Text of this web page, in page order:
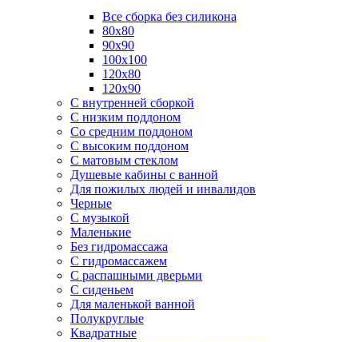
Все сборка без силикона
80х80
90х90
100х100
120х80
120х90
С внутренней сборкой
C низким поддоном
Со средним поддоном
С высоким поддоном
С матовым стеклом
Душевые кабины с ванной
Для пожилых людей и инвалидов
Черные
С музыкой
Маленькие
Без гидромассажа
С гидромассажем
С распашными дверьми
С сиденьем
Для маленькой ванной
Полукруглые
Квадратные